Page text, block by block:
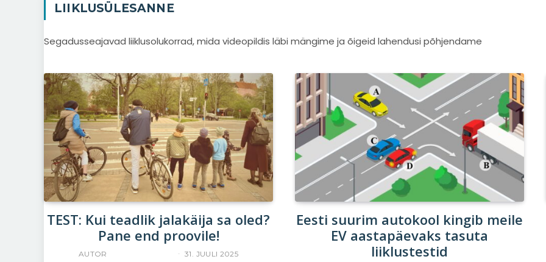
LIIKLUSÜLESANNE
Segadusseajavad liiklusolukorrad, mida videopildis läbi mängime ja õigeid lahendusi põhjendame
TEST: Kui teadlik jalakäija sa oled?
Pane end proovile!
AUTOR 31. JUULI 2025
Eesti suurim autokool kingib meile
EV aastapäevaks tasuta
liiklustestid